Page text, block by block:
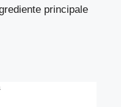
principale